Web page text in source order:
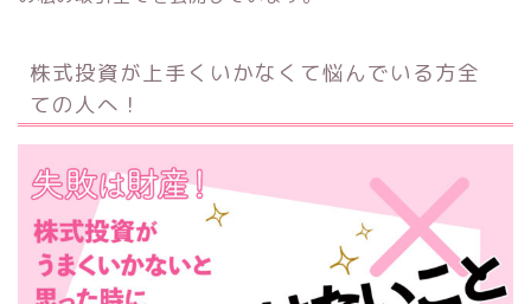
株式投資が上手くいかなくて悩んでいる方全
ての人へ！